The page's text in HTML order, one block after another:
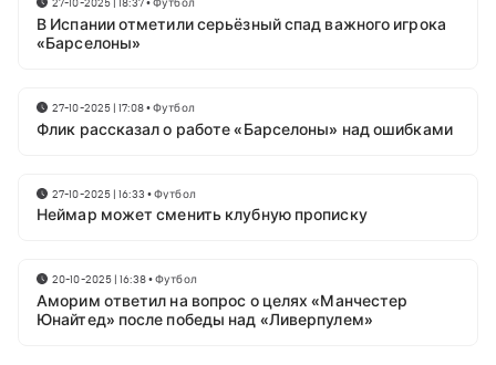
В Испании отметили серьёзный спад важного игрока
«Барселоны»
27-10-2025 | 17:08•Футбол
Флик рассказал о работе «Барселоны» над ошибками
27-10-2025 | 16:33 •Футбол
Неймар может сменить клубную прописку
20-10-2025 | 16:38•Футбол
Аморим ответил на вопрос о целях «Манчестер
Юнайтед» после победы над «Ливерпулем»